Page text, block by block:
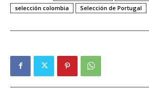
selección colombia
Selección de Portugal